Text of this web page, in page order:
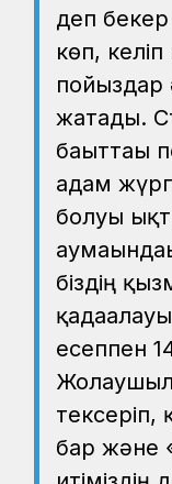
деп бекер
көп,
пойыздар
жатады.
адам
болуы
біздің
есеппен
тексеріп,
бар және